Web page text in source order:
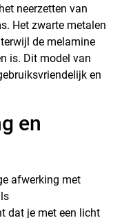
neerzetten van
Het zwarte metalen
de melamine
is. Dit model van
en
en
afwerking met
dat je met een licht